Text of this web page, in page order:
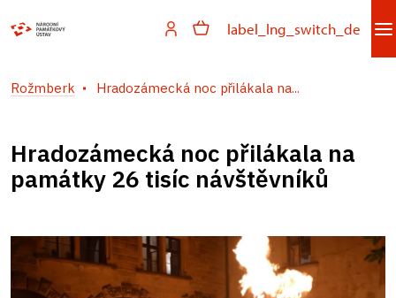
label_lng_switch_de
Rožmberk Hradozámecká noc přilákala na...
Hradozámecká noc přilákala na
památky 26 tisíc návštěvníků